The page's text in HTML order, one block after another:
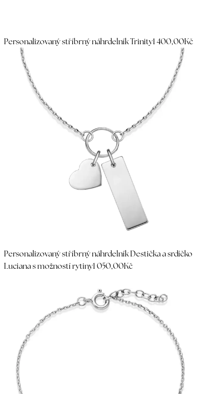
Personalizovaný stříbrný náhrdelník Trinity1 400,00Kč
Personalizovaný stříbrný náhrdelník Destička a srdíčko
Luciana s možností rytiny1 050,00Kč